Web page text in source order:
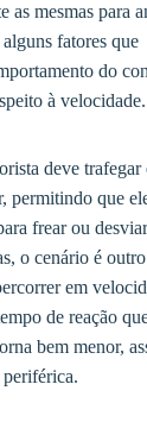
as mesmas para
fatores que
do
à velocidade.
deve trafegar
permitindo que
frear ou
o cenário é
em
de reação
bem menor,